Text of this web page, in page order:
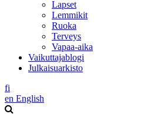
Lapset
Lemmikit
Ruoka
Terveys
Vapaa-aika
Vaikuttajablogi
Julkaisuarkisto
fi
en English